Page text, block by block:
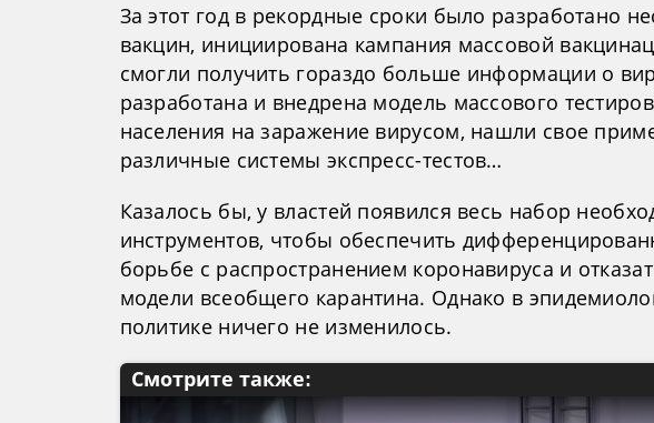
За этот год в рекордные сроки было разработано
вакцин, инициирована кампания массовой
смогли получить гораздо больше информации о
разработана и внедрена модель массового
населения на заражение вирусом, нашли свое
различные системы экспресс-тестов…
Казалось бы, у властей появился весь набор
инструментов, чтобы обеспечить
борьбе с распространением коронавируса и
модели всеобщего карантина. Однако в
политике ничего не изменилось.
Смотрите также: